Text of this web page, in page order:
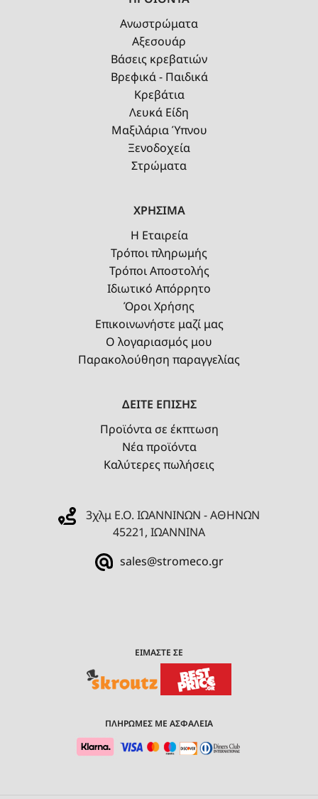
Ανωστρώματα
Αξεσουάρ
Βάσεις κρεβατιών
Βρεφικά - Παιδικά
Κρεβάτια
Λευκά Είδη
Μαξιλάρια Ύπνου
Ξενοδοχεία
Στρώματα
ΧΡΗΣΙΜΑ
Η Εταιρεία
Τρόποι πληρωμής
Τρόποι Αποστολής
Ιδιωτικό Απόρρητο
Όροι Χρήσης
Επικοινωνήστε μαζί μας
Ο λογαριασμός μου
Παρακολούθηση παραγγελίας
ΔΕΙΤΕ ΕΠΙΣΗΣ
Προϊόντα σε έκπτωση
Νέα προϊόντα
Καλύτερες πωλήσεις
3χλμ Ε.Ο. ΙΩΑΝΝΙΝΩΝ - ΑΘΗΝΩΝ
45221, ΙΩΑΝΝΙΝΑ
sales@stromeco.gr
ΕΙΜΑΣΤΕ ΣΕ
ΠΛΗΡΩΜΕΣ ΜΕ ΑΣΦΑΛΕΙΑ